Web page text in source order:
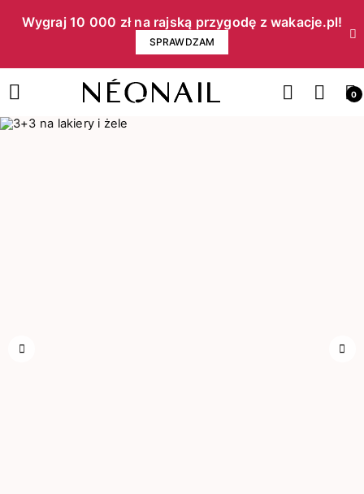
Wygraj 10 000 zł na rajską przygodę z wakacje.pl!​
SPRAWDZAM
0